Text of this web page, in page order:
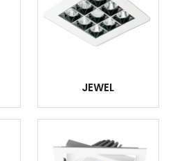
JEWEL